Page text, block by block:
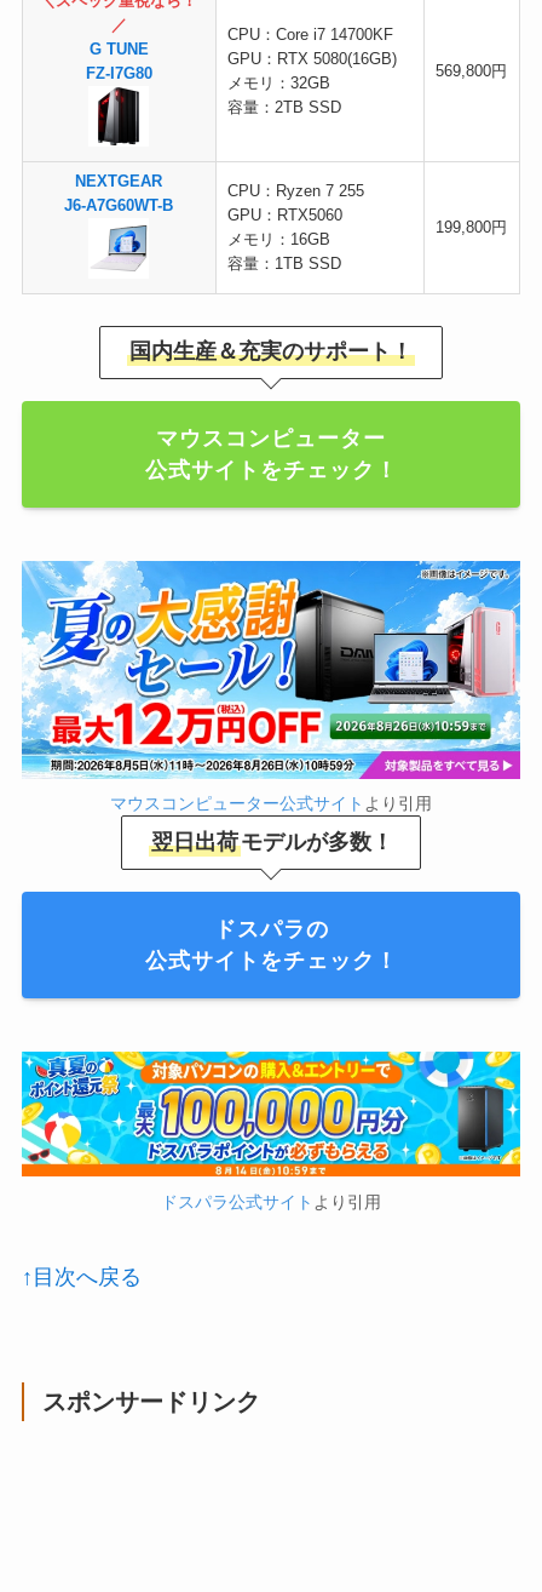
／
G TUNE
FZ-I7G80
CPU：Core i7 14700KF
GPU：RTX 5080(16GB)
メモリ：32GB
容量：2TB SSD
569,800円
NEXTGEAR
J6-A7G60WT-B
CPU：Ryzen 7 255
GPU：RTX5060
メモリ：16GB
容量：1TB SSD
199,800円
国内生産＆充実のサポート！
マウスコンピューター
公式サイトをチェック！
マウスコンピューター公式サイト より引用
翌日出荷モデルが多数！
ドスパラの
公式サイトをチェック！
ドスパラ公式サイト より引用
↑目次へ戻る
スポンサードリンク